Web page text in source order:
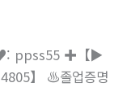
♥: ppss55 ✚【▶
】 ♨️졸업증명